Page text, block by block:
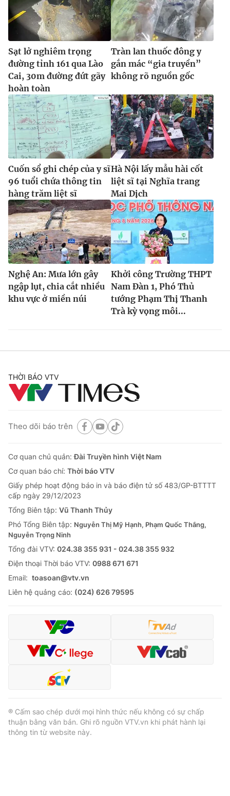
® Cấm sao chép dưới mọi hình thức nếu không có sự chấp
thuận bằng văn bản. Ghi rõ nguồn VTV.vn khi phát hành lại
thông tin từ website này.
Sạt lở nghiêm trọng
đường tỉnh 161 qua Lào
Cai, 30m đường đứt gãy
hoàn toàn
Tràn lan thuốc đông y
gắn mác “gia truyền”
không rõ nguồn gốc
Cuốn sổ ghi chép của y sĩ
96 tuổi chứa thông tin
hàng trăm liệt sĩ
Hà Nội lấy mẫu hài cốt
liệt sĩ tại Nghĩa trang
Mai Dịch
Nghệ An: Mưa lớn gây
ngập lụt, chia cắt nhiều
khu vực ở miền núi
Khởi công Trường THPT
Nam Đàn 1, Phó Thủ
tướng Phạm Thị Thanh
Trà kỳ vọng môi...
THỜI BÁO VTV
Theo dõi báo trên
Cơ quan chủ quản:Đài Truyền hình Việt Nam
Cơ quan báo chí: Thời báo VTV
Giấy phép hoạt động báo in và báo điện tử số 483/GP-BTTTT
cấp ngày 29/12/2023
Tổng Biên tập: Vũ Thanh Thủy
Phó Tổng Biên tập: Nguyễn Thị Mỹ Hạnh, Phạm Quốc Thắng,
Nguyễn Trọng Ninh
Tổng đài VTV: 024.38 355 931 - 024.38 355 932
Ðiện thoại Thời báo VTV: 0988 671 671
Email: toasoan@vtv.vn
Liên hệ quảng cáo: (024) 626 79595
® Cấm sao chép dưới mọi hình thức nếu không có sự chấp
thuận bằng văn bản. Ghi rõ nguồn VTV.vn khi phát hành lại
thông tin từ website này.